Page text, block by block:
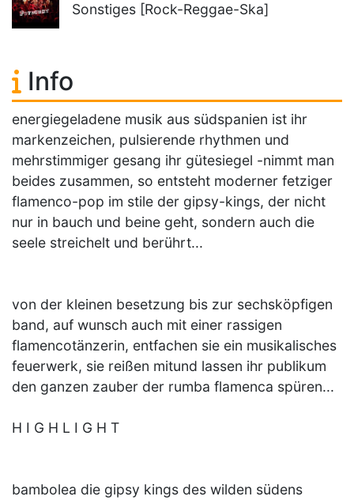
Sonstiges [Rock-Reggae-Ska]
Info
energiegeladene musik aus südspanien ist ihr
markenzeichen, pulsierende rhythmen und
mehrstimmiger gesang ihr gütesiegel -nimmt man
beides zusammen, so entsteht moderner fetziger
flamenco-pop im stile der gipsy-kings, der nicht
nur in bauch und beine geht, sondern auch die
seele streichelt und berührt...
von der kleinen besetzung bis zur sechsköpfigen
band, auf wunsch auch mit einer rassigen
flamencotänzerin, entfachen sie ein musikalisches
feuerwerk, sie reißen mitund lassen ihr publikum
den ganzen zauber der rumba flamenca spüren...
H I G H L I G H T
bambolea die gipsy kings des wilden südens